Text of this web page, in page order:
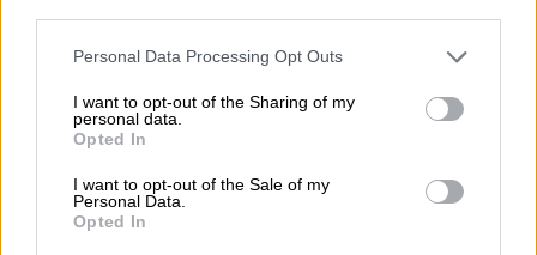
Please note that this website/app uses one or more Google
not limited to your visit or usage behaviour. You may click to
grant or deny consent to Google and its third-party tags to
use your data for below specified purposes in below Google
consent section.
Personal Data Processing Opt Outs
I want to opt-out of the Sharing of my
personal data.
Opted In
I want to opt-out of the Sale of my
Personal Data.
Opted In
ψηφιακής τεχνολογίαςσε 411.430 ενήλικες
από όλο τον κόσμο με μέση ηλικία τα 68,7
έτη. Όλες οι μελέτες περιλάμβαναν είτε
διάγνωση είτε τεστ γνωστικών ικανοτήτων.
ΔΙΑΒΑΣΤΕ ΕΠΙΣΗΣ